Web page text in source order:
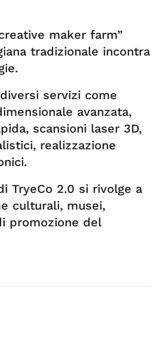
maker farm”
tradizionale incontra
servizi come
avanzata,
scansioni laser 3D,
realizzazione
TryeCo 2.0 si rivolge a
culturali, musei,
promozione del